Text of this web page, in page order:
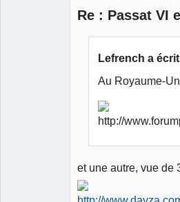
Re : Passat VI
Lefrench a
Au Royaume-Uni
et une autre, vue de